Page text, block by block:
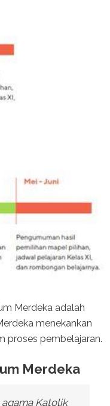
Merdeka adalah
menekankan
proses pembelajaran.
Merdeka
Katolik